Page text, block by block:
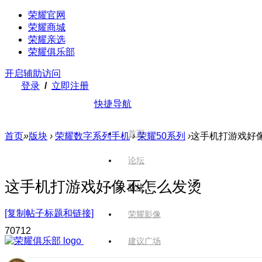
荣耀官网
荣耀商城
荣耀亲选
荣耀俱乐部
开启辅助访问
登录 / 立即注册
快捷导航
首页
论坛
版块
荣耀影像
建议广场
首页»版块 › 荣耀数字系列手机 › 荣耀50系列 ›这手机打游戏好
这手机打游戏好像不怎么发烫
[复制帖子标题和链接]
70712